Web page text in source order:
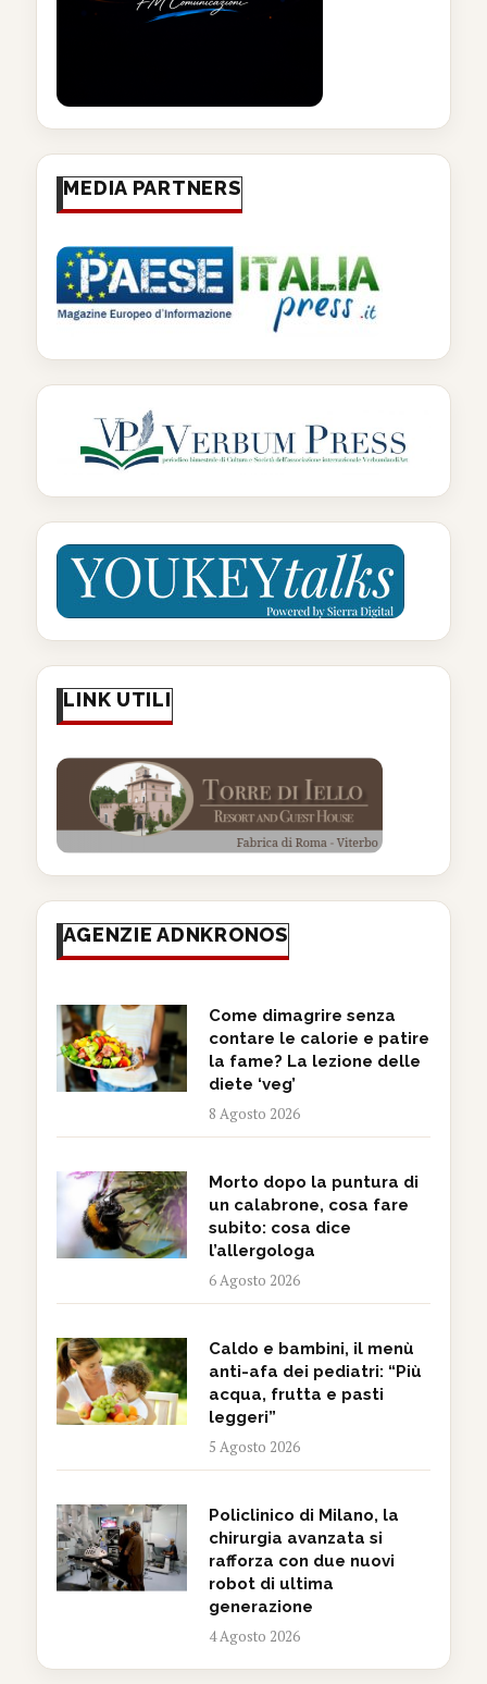
MEDIA PARTNERS
LINK UTILI
AGENZIE ADNKRONOS
Come dimagrire senza
contare le calorie e patire
la fame? La lezione delle
diete ‘veg’
8 Agosto 2026
Morto dopo la puntura di
un calabrone, cosa fare
subito: cosa dice
l’allergologa
6 Agosto 2026
Caldo e bambini, il menù
anti-afa dei pediatri: “Più
acqua, frutta e pasti
leggeri”
5 Agosto 2026
Policlinico di Milano, la
chirurgia avanzata si
rafforza con due nuovi
robot di ultima
generazione
4 Agosto 2026